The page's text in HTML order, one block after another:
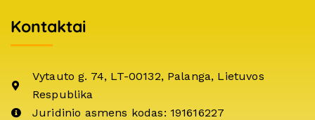
Kontaktai
Vytauto g. 74, LT-00132, Palanga, Lietuvos
Respublika
Juridinio asmens kodas: 191616227